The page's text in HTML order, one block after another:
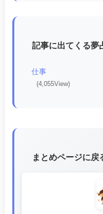
記事に出てくる夢
仕事
(4,055View)
まとめページに戻